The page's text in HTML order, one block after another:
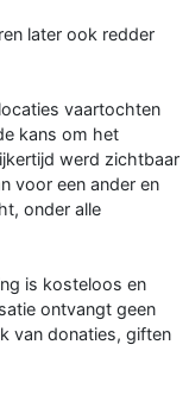
later ook redder
vaartochten
kans om het
werd zichtbaar
voor een ander en
onder alle
is kosteloos en
ontvangt geen
van donaties, giften